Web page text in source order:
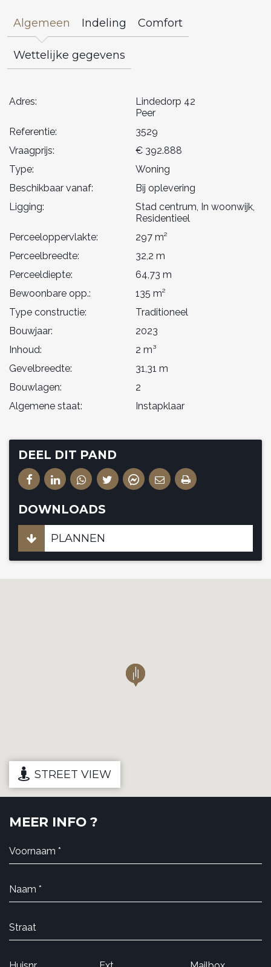
Algemeen Indeling Comfort
Wettelijke gegevens
Adres:
Lindedorp 42
Peer
Referentie:
3529
Vraagprijs:
€ 392.888
Type:
Woning
Beschikbaar vanaf:
Bij oplevering
Ligging:
Stad centrum, In woonwijk,
Residentieel
Perceeloppervlakte:
297 m²
Perceelbreedte:
32,2 m
Perceeldiepte:
64,73 m
Bewoonbare opp.:
135 m²
Type constructie:
Traditioneel
Bouwjaar:
2023
Inhoud:
2 m³
Gevelbreedte:
31,31 m
Bouwlagen:
2
Algemene staat:
Instapklaar
DEEL DIT PAND
DOWNLOADS
PLANNEN
STREET VIEW
MEER INFO ?